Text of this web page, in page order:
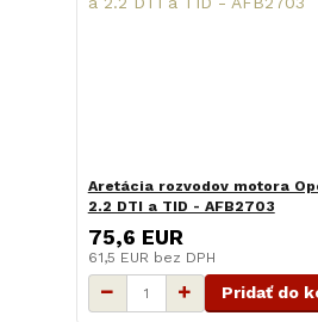
Aretácia rozvodov motora
2.2 DTI a TID - AFB2703
75,6 EUR
61,5 EUR bez DPH
Pridať do